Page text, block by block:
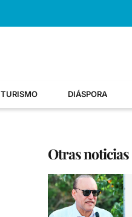
TURISMO DIÁSPORA
Otras noticias